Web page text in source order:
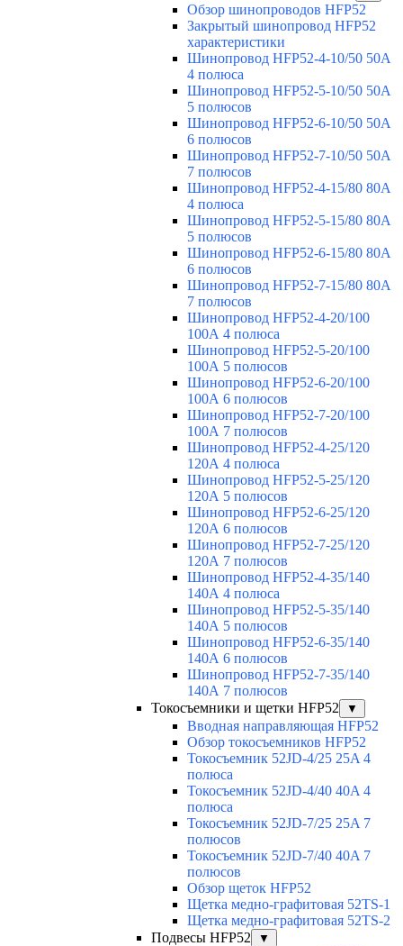
Обзор шинопроводов HFP52
Закрытый шинопровод HFP52
характеристики
Шинопровод HFP52-4-10/50 50A
4 полюса
Шинопровод HFP52-5-10/50 50А
5 полюсов
Шинопровод HFP52-6-10/50 50А
6 полюсов
Шинопровод HFP52-7-10/50 50А
7 полюсов
Шинопровод HFP52-4-15/80 80A
4 полюса
Шинопровод HFP52-5-15/80 80А
5 полюсов
Шинопровод HFP52-6-15/80 80А
6 полюсов
Шинопровод HFP52-7-15/80 80А
7 полюсов
Шинопровод HFP52-4-20/100
100А 4 полюса
Шинопровод HFP52-5-20/100
100А 5 полюсов
Шинопровод HFP52-6-20/100
100А 6 полюсов
Шинопровод HFP52-7-20/100
100А 7 полюсов
Шинопровод HFP52-4-25/120
120А 4 полюса
Шинопровод HFP52-5-25/120
120А 5 полюсов
Шинопровод HFP52-6-25/120
120А 6 полюсов
Шинопровод HFP52-7-25/120
120А 7 полюсов
Шинопровод HFP52-4-35/140
140А 4 полюса
Шинопровод HFP52-5-35/140
140А 5 полюсов
Шинопровод HFP52-6-35/140
140А 6 полюсов
Шинопровод HFP52-7-35/140
140А 7 полюсов
Токосъемники и щетки HFP52
▼
Вводная направляющая HFP52
Обзор токосъемников HFP52
Токосъемник 52JD-4/25 25A 4
полюса
Токосъемник 52JD-4/40 40A 4
полюса
Токосъемник 52JD-7/25 25A 7
полюсов
Токосъемник 52JD-7/40 40A 7
полюсов
Обзор щеток HFP52
Щетка медно-графитовая 52TS-1
Щетка медно-графитовая 52TS-2
Подвесы HFP52
▼